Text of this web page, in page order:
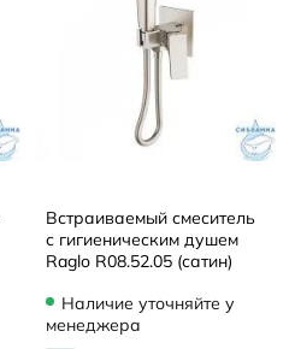
Встраиваемый смеситель
с гигиеническим душем
Raglo R08.52.05 (сатин)
Наличие уточняйте у
менеджера